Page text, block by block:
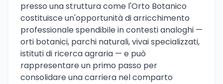
presso una struttura come l'Orto Botanico
costituisce un'opportunità di arricchimento
professionale spendibile in contesti analoghi —
orti botanici, parchi naturali, vivai specializzati,
istituti di ricerca agraria — e può
rappresentare un primo passo per
consolidare una carriera nel comparto